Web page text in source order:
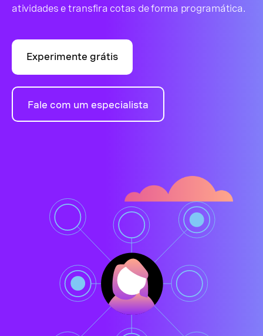
atividades e transfira cotas de forma programática.
Experimente grátis
Fale com um especialista